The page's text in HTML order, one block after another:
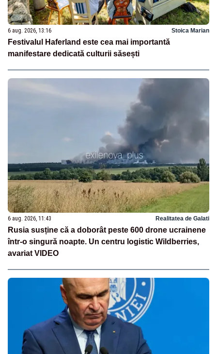
6 aug. 2026, 13:16 Stoica Marian
Festivalul Haferland este cea mai importantă
manifestare dedicată culturii săsești
6 aug. 2026, 11:43 Realitatea de Galati
Rusia susține că a doborât peste 600 drone ucrainene
într-o singură noapte. Un centru logistic Wildberries,
avariat VIDEO